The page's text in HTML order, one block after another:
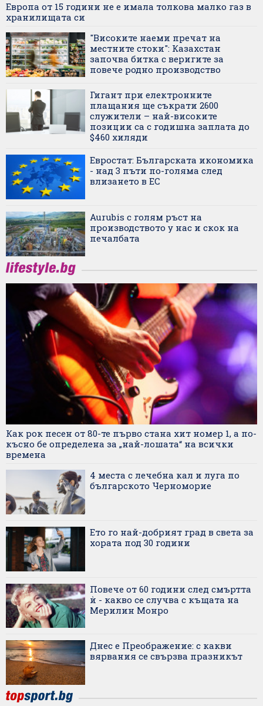
Европа от 15 години не е имала толкова малко газ в
хранилищата си
"Високите наеми пречат на
местните стоки": Казахстан
започва битка с веригите за
повече родно производство
Гигант при електронните
плащания ще съкрати 2600
служители – най-високите
позиции са с годишна заплата до
$460 хиляди
Евростат: Българската икономика
- над 3 пъти по-голяма след
влизането в ЕС
Aurubis с голям ръст на
производството у нас и скок на
печалбата
Как рок песен от 80-те първо стана хит номер 1, а по-
късно бе определена за „най-лошата“ на всички
времена
4 места с лечебна кал и луга по
българското Черноморие
Ето го най-добрият град в света за
хората под 30 години
Повече от 60 години след смъртта
ѝ - какво се случва с къщата на
Мерилин Монро
Днес е Преображение: с какви
вярвания се свързва празникът